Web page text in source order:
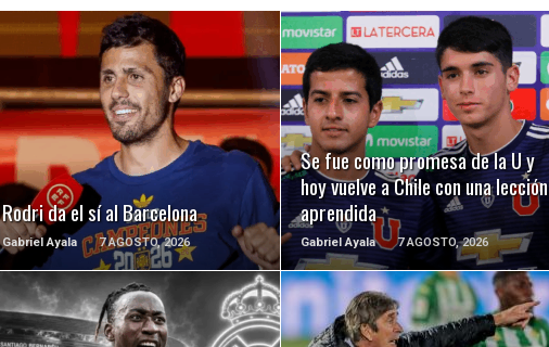
Rodri da el sí al Barcelona
Gabriel Ayala 7 AGOSTO, 2026
LEER MÁS
Se fue como promesa de la U y
hoy vuelve a Chile con una lección
aprendida
Gabriel Ayala 7 AGOSTO, 2026
LEER MÁS